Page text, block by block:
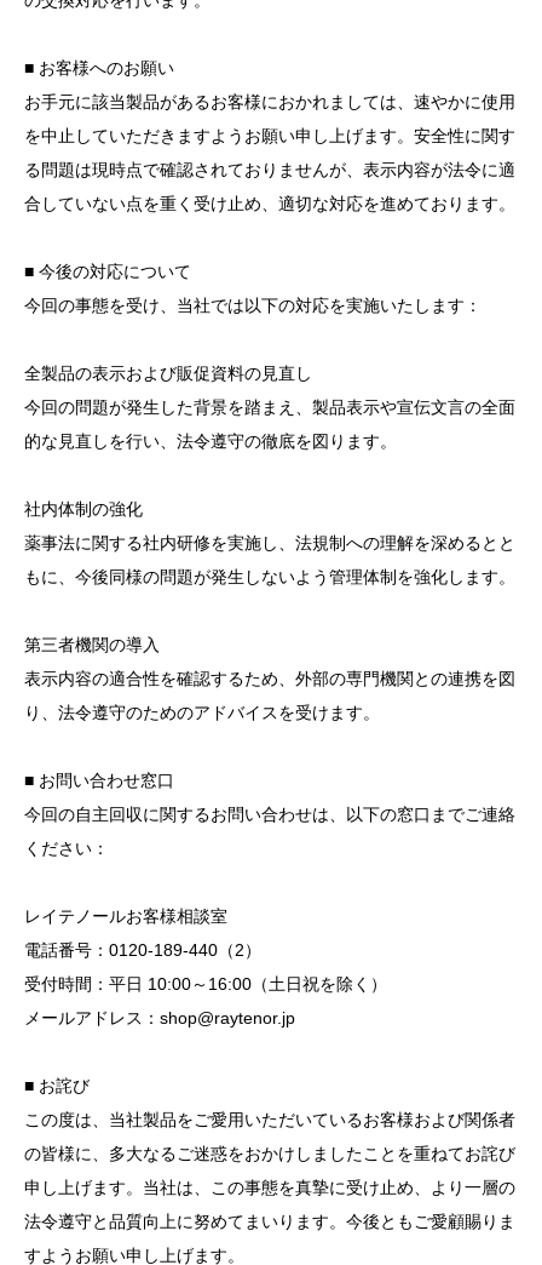
■ お客様へのお願い
お手元に該当製品があるお客様におかれましては、速やかに使用
を中止していただきますようお願い申し上げます。安全性に関す
る問題は現時点で確認されておりませんが、表示内容が法令に適
合していない点を重く受け止め、適切な対応を進めております。
■ 今後の対応について
今回の事態を受け、当社では以下の対応を実施いたします：
全製品の表示および販促資料の見直し
今回の問題が発生した背景を踏まえ、製品表示や宣伝文言の全面
的な見直しを行い、法令遵守の徹底を図ります。
社内体制の強化
薬事法に関する社内研修を実施し、法規制への理解を深めるとと
もに、今後同様の問題が発生しないよう管理体制を強化します。
第三者機関の導入
表示内容の適合性を確認するため、外部の専門機関との連携を図
り、法令遵守のためのアドバイスを受けます。
■ お問い合わせ窓口
今回の自主回収に関するお問い合わせは、以下の窓口までご連絡
ください：
レイテノールお客様相談室
電話番号：0120-189-440（2）
受付時間：平日 10:00～16:00（土日祝を除く）
メールアドレス：shop@raytenor.jp
■ お詫び
この度は、当社製品をご愛用いただいているお客様および関係者
の皆様に、多大なるご迷惑をおかけしましたことを重ねてお詫び
申し上げます。当社は、この事態を真摯に受け止め、より一層の
法令遵守と品質向上に努めてまいります。今後ともご愛顧賜りま
すようお願い申し上げます。